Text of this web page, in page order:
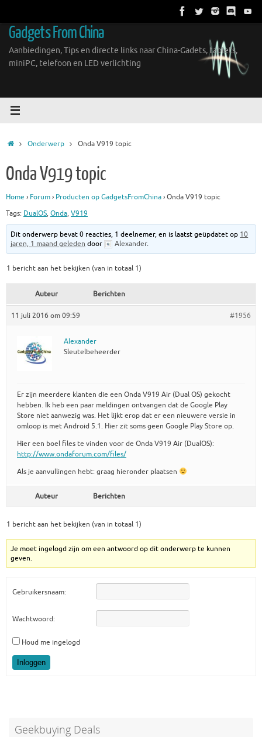
inhoud
Gadgets From China
Aanbiedingen, Tips en directe links naar China-Gadets, tablets,
miniPC, telefoon en LED verlichting
HomeOnderwerp Onda V919 topic
Onda V919 topic
Home › Forum› Producten op GadgetsFromChina›Onda V919 topic
Tags: DualOS, Onda, V919
Dit onderwerp bevat 0 reacties, 1 deelnemer, en is laatst geüpdatet op 10
jaren, 1 maand geleden door Alexander.
1 bericht aan het bekijken (van in totaal 1)
Auteur Berichten
11 juli 2016 om 09:59 #1956
Alexander
Sleutelbeheerder
Er zijn meerdere klanten die een Onda V919 Air (Dual OS) gekocht
hebben. Ik heb een paar meldingen ontvangen dat de Google Play
Store niet aanwezig was. Het lijkt erop dat er een nieuwere versie in
omloop is met Android 5.1. Hier zit soms geen Google Play Store op.
Hier een boel files te vinden voor de Onda V919 Air (DualOS):
http://www.ondaforum.com/files/
Als je aanvullingen hebt: graag hieronder plaatsen
Auteur Berichten
1 bericht aan het bekijken (van in totaal 1)
Je moet ingelogd zijn om een antwoord op dit onderwerp te kunnen
geven.
Gebruikersnaam:
Wachtwoord:
Houd me ingelogd
Inloggen
Geekbuying Deals